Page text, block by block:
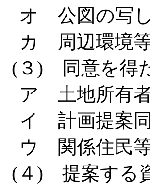
オ 公図の写し
カ 周辺環境
(３) 同意を得
ア 土地所有
イ 計画提案
ウ 関係住民
(４) 提案する